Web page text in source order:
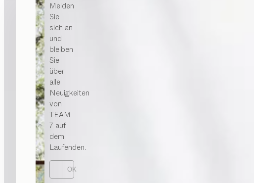
Melden
Sie
sich an
und
bleiben
Sie
über
alle
Neuigkeiten
von
TEAM
7 auf
dem
Laufenden.
OK